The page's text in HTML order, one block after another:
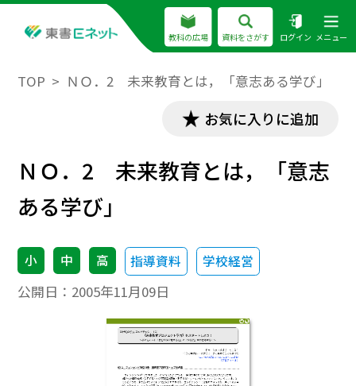
教科の広場 資料をさがす ログイン メニュー
TOP ＮＯ．2 未来教育とは，「意志ある学び」
お気に入りに追加
ＮＯ．2 未来教育とは，「意志
ある学び」
小 中 高 指導資料 学校経営
公開日： 2005年11月09日